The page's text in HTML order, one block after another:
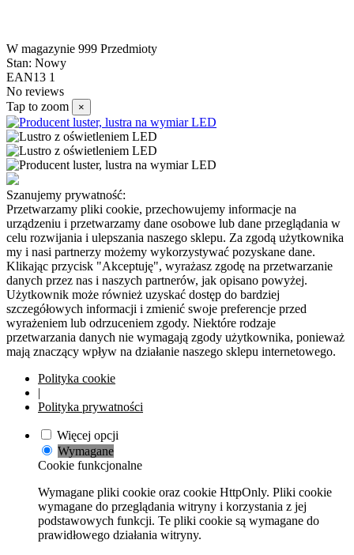
W magazynie 999 Przedmioty
Stan: Nowy
EAN13 1
No reviews
Tap to zoom
×
Szanujemy prywatność:
Przetwarzamy pliki cookie, przechowujemy informacje na
urządzeniu i przetwarzamy dane osobowe lub dane przeglądania w
celu rozwijania i ulepszania naszego sklepu. Za zgodą użytkownika
my i nasi partnerzy możemy wykorzystywać pozyskane dane.
Klikając przycisk "Akceptuję", wyrażasz zgodę na przetwarzanie
danych przez nas i naszych partnerów, jak opisano powyżej.
Użytkownik może również uzyskać dostęp do bardziej
szczegółowych informacji i zmienić swoje preferencje przed
wyrażeniem lub odrzuceniem zgody. Niektóre rodzaje
przetwarzania danych nie wymagają zgody użytkownika, ponieważ
mają znaczący wpływ na działanie naszego sklepu internetowego.
Polityka cookie
|
Polityka prywatności
Więcej opcji
Wymagane
Cookie funkcjonalne
Wymagane pliki cookie oraz cookie HttpOnly. Pliki cookie
wymagane do przeglądania witryny i korzystania z jej
podstawowych funkcji. Te pliki cookie są wymagane do
prawidłowego działania witryny.